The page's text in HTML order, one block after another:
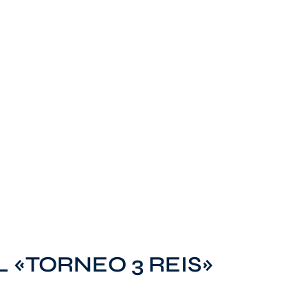
3 REIS»